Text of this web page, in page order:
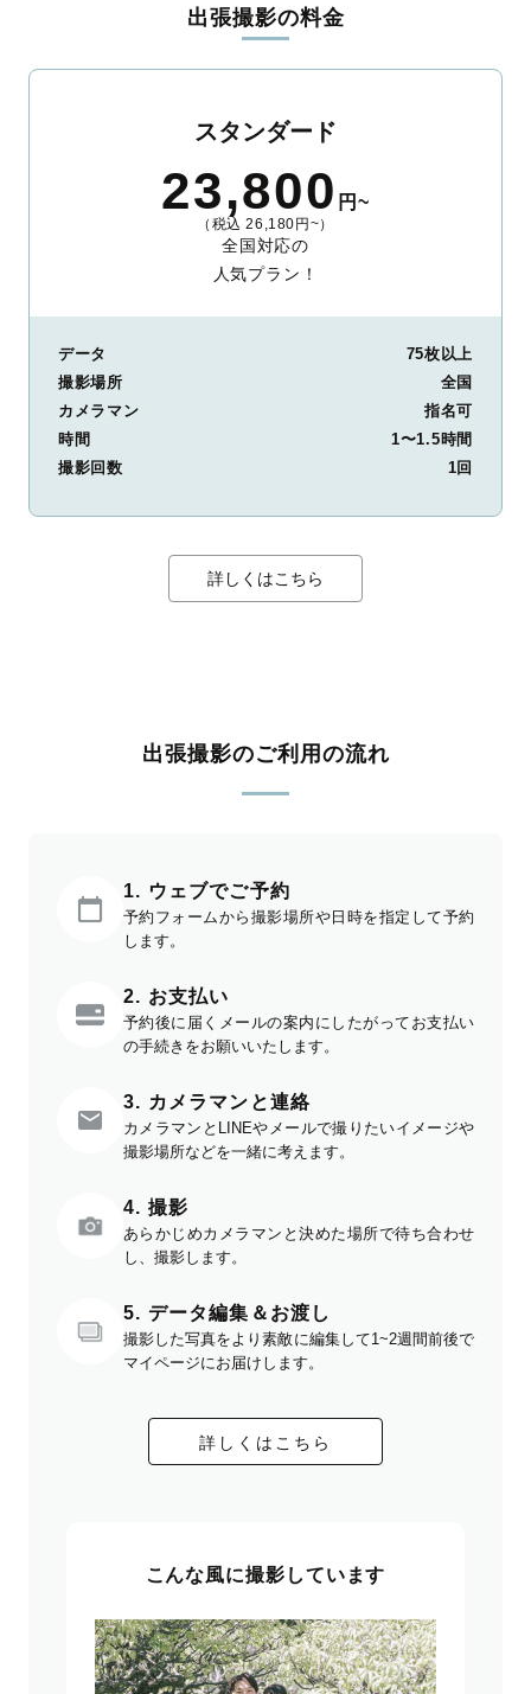
出張撮影の料金
スタンダード
23,800 円~
（税込 26,180円~）
全国対応の
人気プラン！
データ
75枚以上
撮影場所
全国
カメラマン
指名可
時間
1〜1.5時間
撮影回数
1回
詳しくはこちら
出張撮影のご利用の流れ
1. ウェブでご予約
予約フォームから撮影場所や日時を指定して予約
します。
2. お支払い
予約後に届くメールの案内にしたがってお支払い
の手続きをお願いいたします。
3. カメラマンと連絡
カメラマンとLINEやメールで撮りたいイメージや
撮影場所などを一緒に考えます。
4. 撮影
あらかじめカメラマンと決めた場所で待ち合わせ
し、撮影します。
5. データ編集＆お渡し
撮影した写真をより素敵に編集して1~2週間前後で
マイページにお届けします。
詳しくはこちら
こんな風に撮影しています